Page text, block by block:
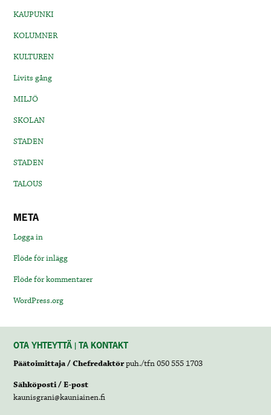
KAUPUNKI
KOLUMNER
KULTUREN
Livits gång
MILJÖ
SKOLAN
STADEN
STADEN
TALOUS
META
Logga in
Flöde för inlägg
Flöde för kommentarer
WordPress.org
OTA YHTEYTTÄ | TA KONTAKT
Päätoimittaja / Chefredaktörpuh./tfn 050 555 1703
Sähköposti / E-post
kaunisgrani@kauniainen.fi